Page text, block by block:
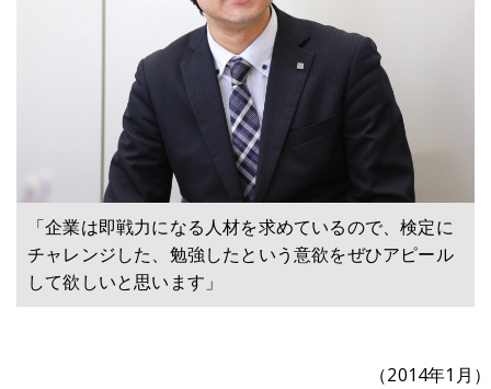
「企業は即戦力になる人材を求めているので、検定に
チャレンジした、勉強したという意欲をぜひアピール
して欲しいと思います」
（2014年1月）